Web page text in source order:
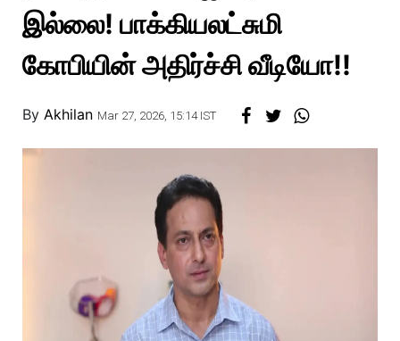
Television
Story
இல்லை! பாக்கியலட்சுமி
கோபியின் அதிர்ச்சி வீடியோ!!
By Akhilan Mar 27, 2026, 15:14 IST